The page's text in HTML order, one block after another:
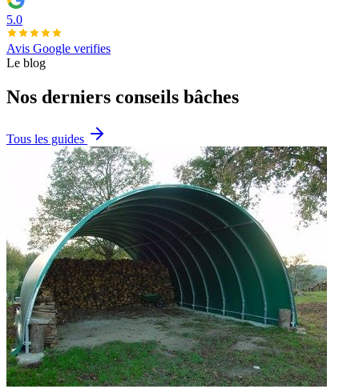
5.0
Avis Google verifies
Le blog
Nos derniers conseils bâches
Tous les guides